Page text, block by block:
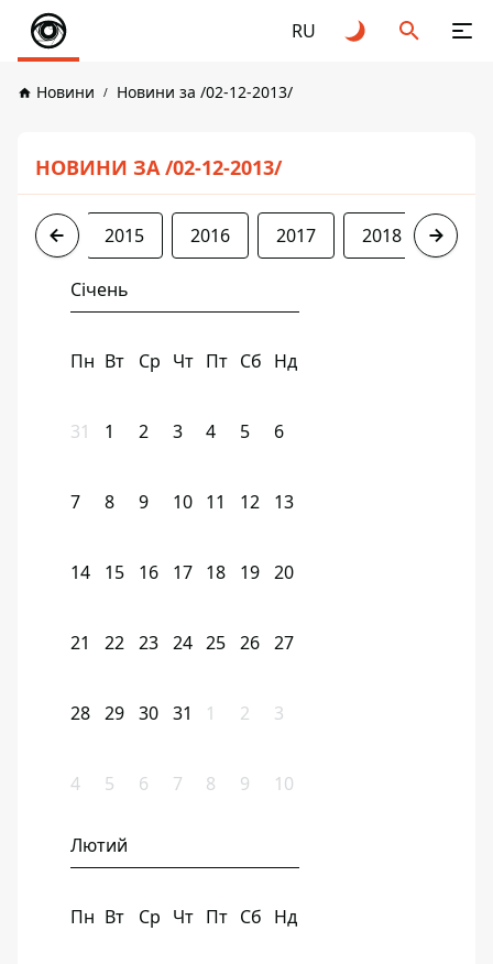
RU
Новини Новини за /02-12-2013/
НОВИНИ ЗА /02-12-2013/
2013 2015 2016 2017 2018 2019
Січень
Пн Вт Ср Чт Пт Сб Нд
31 1 2 3 4 5 6
7 8 9 10 11 12 13
14 15 16 17 18 19 20
21 22 23 24 25 26 27
28 29 30 31 1 2 3
4 5 6 7 8 9 10
Лютий
Пн Вт Ср Чт Пт Сб Нд